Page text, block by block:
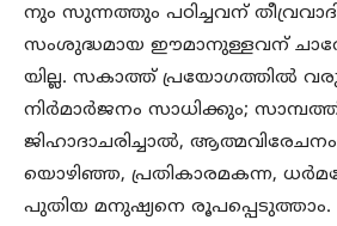
നും സുന്നത്തും പഠിച്ചവന്
സംശുദ്ധമായ ഈമാനുള്ളവന്
യില്ല. സകാത്ത് പ്രയോഗത്തില്‍
നിര്‍മാര്‍ജനം സാധിക്കും;
ജിഹാദാചരിച്ചാല്‍,
യൊഴിഞ്ഞ, പ്രതികാരമകന്ന,
പുതിയ മനുഷ്യനെ രൂപപ്പെടുത്താം.